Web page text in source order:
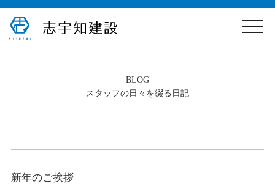
toggle
BLOG
スタッフの日々を綴る日記
新年のご挨拶